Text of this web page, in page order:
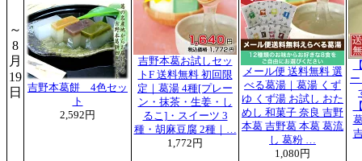
～
8
月
19
日
吉野本葛餅 4色セッ
ト
2,592円
吉野本葛お試しセッ
トF 送料無料 初回限
定｜葛湯 4種[プレー
ン・抹茶・生姜・し
るこ]・スイーツ 3
種・胡麻豆腐 2種｜…
1,772円
メール便 送料無料 選
べる葛湯｜葛湯 くず
ゆ くず湯 お試し おた
めし 和菓子 奈良 吉野
本葛 吉野葛 本葛 葛流
し 葛粉 …
1,080円